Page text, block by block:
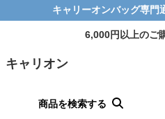
キャリーオンバッグ専門
6,000円以上のご
キャリオン
商品を検索する